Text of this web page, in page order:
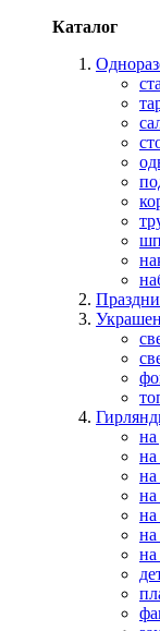
Каталог
на
на
на
на